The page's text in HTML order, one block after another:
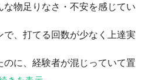
物足りなさ・不安を感じてい
、打てる回数が少なく上達実
のに、経験者が混じっていて置